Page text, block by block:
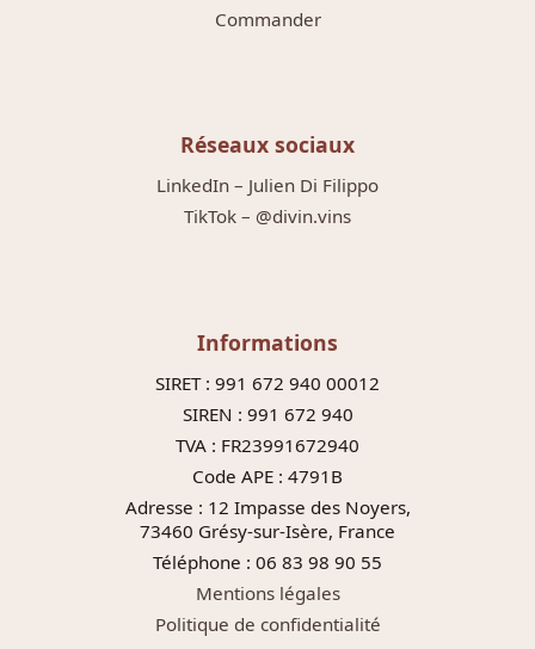
Commander
Réseaux sociaux
LinkedIn – Julien Di Filippo
TikTok – @divin.vins
Informations
SIRET : 991 672 940 00012
SIREN : 991 672 940
TVA : FR23991672940
Code APE : 4791B
Adresse : 12 Impasse des Noyers,
73460 Grésy-sur-Isère, France
Téléphone : 06 83 98 90 55
Mentions légales
Politique de confidentialité